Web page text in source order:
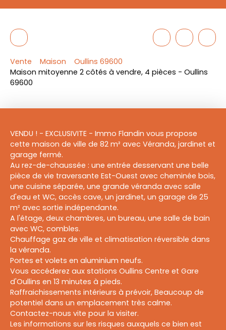
Vente Maison
Oullins 69600
Maison mitoyenne 2 côtés à vendre, 4 pièces - Oullins
69600
VENDU ! - EXCLUSIVITE - Immo Flandin vous propose
cette maison de ville de 82 m² avec Véranda, jardinet et
garage fermé.
Au rez-de-chaussée : une entrée desservant une belle
pièce de vie traversante Est-Ouest avec cheminée bois,
une cuisine séparée, une grande véranda avec salle
d'eau et WC, accès cave, un jardinet, un garage de 25
m² avec sortie indépendante.
A l'étage, deux chambres, un bureau, une salle de bain
avec WC, combles.
Chauffage gaz de ville et climatisation réversible dans
la véranda.
Portes et volets en aluminium neufs.
Vous accéderez aux stations Oullins Centre et Gare
d'Oullins en 13 minutes à pieds.
Raffraichissements intérieurs à prévoir, Beaucoup de
potentiel dans un emplacement très calme.
Contactez-nous vite pour la visiter.
Les informations sur les risques auxquels ce bien est